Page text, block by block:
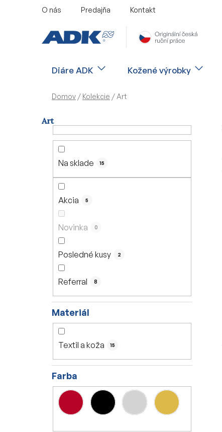
O nás Predajňa Kontakt
Diáre ADK Kožené výrobky
Domov / Kolekcie / Art
Art
Na sklade 15
Akcia 5
Novinka 0
Posledné kusy 2
Referral 8
Materiál
Textil a koža 15
Farba